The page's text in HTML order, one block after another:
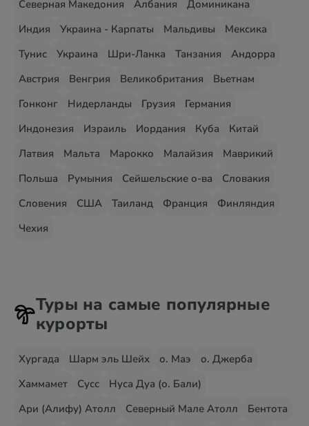
Северная Македония Албания
Доминикана
Индия
Украина - Карпаты Мальдивы
Мексика
Тунис
Украина Шри-Ланка Танзания
Андорра
Австрия
Венгрия Великобритания
Вьетнам
Гонконг
Нидерланды Грузия
Германия
Индонезия
Израиль Иордания Куба
Китай
Латвия
Мальта Марокко Малайзия
Маврикий
Польша
Румыния Сейшельские о-ва
Словакия
Словения
США Таиланд Франция
Финляндия
Чехия
Туры на самые популярные
курорты
Хургада Шарм эль Шейх о. Маэ
о. Джерба
Хаммамет
Сусс
Нуса Дуа (о. Бали)
Ари (Алифу) Атолл
Северный Мале Атолл
Бентота